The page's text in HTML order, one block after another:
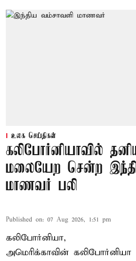
உலக செய்திகள்
கலிபோர்னியாவில்
மலையேற சென்ற
மாணவர் பலி
Published on: 07 Aug 2026, 1:51 pm
கலிபோர்னியா,
அமெரிக்காவின்